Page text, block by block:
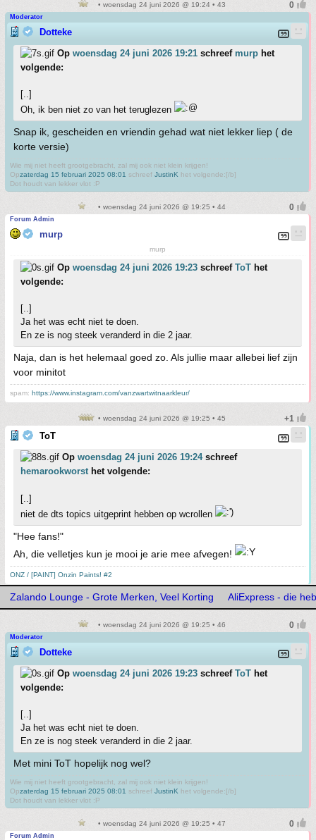
• woensdag 24 juni 2026 @ 19:24 • 43
Moderator
Dotteke
Op woensdag 24 juni 2026 19:21 schreef murp het
volgende:
[..]
Oh, ik ben niet zo van het teruglezen
Snap ik, gescheiden en vriendin gehad wat niet lekker liep ( de
korte versie)
Wie mij niet heeft grootgebracht, zal mij ook niet klein krijgen!
Opzaterdag 15 februari 2025 08:01 schreef JustinK het volgende:[/b]
Dot houdt van lekker vlot :P
• woensdag 24 juni 2026 @ 19:25 • 44
Forum Admin
murp
murp
Op woensdag 24 juni 2026 19:23 schreef ToT het
volgende:
[..]
Ja het was echt niet te doen.
En ze is nog steek veranderd in die 2 jaar.
Naja, dan is het helemaal goed zo. Als jullie maar allebei lief zijn
voor minitot
spam: https://www.instagram.com/vanzwartwitnaarkleur/
• woensdag 24 juni 2026 @ 19:25 • 45
ToT
Op woensdag 24 juni 2026 19:24schreef
hemarookworsthet volgende:
[..]
niet de dts topics uitgeprint hebben op wcrollen
"Hee fans!"
Ah, die velletjes kun je mooi je arie mee afvegen!
ONZ / [PAINT] Onzin Paints! #2
Zalando Lounge - Grote Merken, Veel Korting AliExpress - die
• woensdag 24 juni 2026 @ 19:25 • 46
Moderator
Dotteke
Op woensdag 24 juni 2026 19:23 schreef ToT het
volgende:
[..]
Ja het was echt niet te doen.
En ze is nog steek veranderd in die 2 jaar.
Met mini ToT hopelijk nog wel?
Wie mij niet heeft grootgebracht, zal mij ook niet klein krijgen!
Opzaterdag 15 februari 2025 08:01 schreef JustinK het volgende:[/b]
Dot houdt van lekker vlot :P
• woensdag 24 juni 2026 @ 19:25 • 47
Forum Admin